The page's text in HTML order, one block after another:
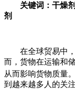
关键词：干燥
剂
在全球贸易中，
而，货物在运输和
从而影响货物质量
到越来越多人的关注